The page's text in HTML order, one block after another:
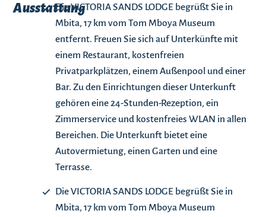
AusstattungDie VICTORIA SANDS LODGE begrüßt Sie in
Mbita, 17 km vom Tom Mboya Museum
entfernt. Freuen Sie sich auf Unterkünfte mit
einem Restaurant, kostenfreien
Privatparkplätzen, einem Außenpool und einer
Bar. Zu den Einrichtungen dieser Unterkunft
gehören eine 24-Stunden-Rezeption, ein
Zimmerservice und kostenfreies WLAN in allen
Bereichen. Die Unterkunft bietet eine
Autovermietung, einen Garten und eine
Terrasse.
Die VICTORIA SANDS LODGE begrüßt Sie in
Mbita, 17 km vom Tom Mboya Museum